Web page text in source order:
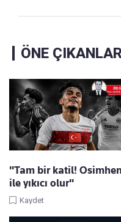
ÖNE
"Tam bir katil! Osimhen
ile yıkıcı olur"
Kaydet